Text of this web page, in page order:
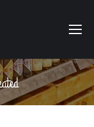
ici :